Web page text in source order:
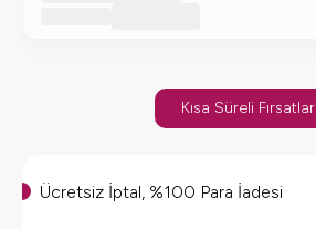
Kısa Süreli Fırsatlar
Ücretsiz İptal, %100 Para İadesi